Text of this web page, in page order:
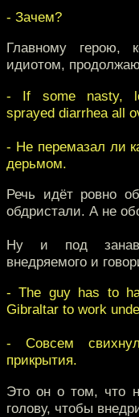
- Зачем?
Главному герою,
идиотом,
- If some nasty,
sprayed diarrhea all
- Не перемазал ли
дерьмом.
Речь идёт ровно
обдристали. А не
Ну и под
внедряемого и
- The guy has to
Gibraltar to work
- Совсем
прикрытия.
Это он о том, что
голову, чтобы